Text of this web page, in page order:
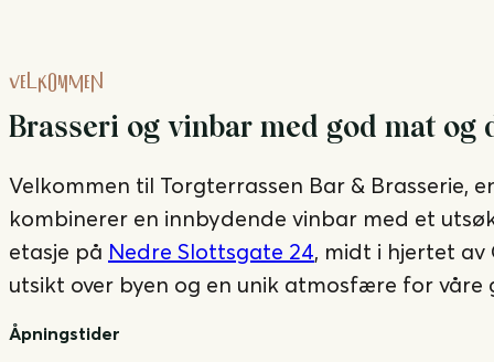
VELKOMMEN
Brasseri og vinbar med god mat
Velkommen til Torgterrassen Bar & Brasserie,
kombinerer en innbydende vinbar med et
etasje på Nedre Slottsgate 24, midt i hjertet av
utsikt over byen og en unik atmosfære for våre
Åpningstider